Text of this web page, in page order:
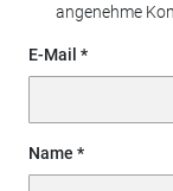
angenehme
E-Mail
Name